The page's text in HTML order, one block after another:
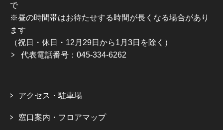
で
※昼の時間帯はお待たせする時間が長くなる場合があり
ます
（祝日・休日・12月29日から1月3日を除く）
代表電話番号：045-334-6262
アクセス・駐車場
窓口案内・フロアマップ